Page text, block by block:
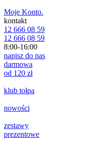
Moje Konto.
kontakt
12 666 08 59
12 666 08 59
8:00-16:00
napisz do nas
darmowa
od 120 zł
klub tołpa
nowości
zestawy
prezentowe